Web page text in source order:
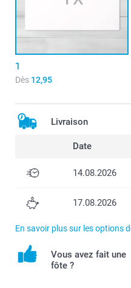
1
Dès 12,95
Livraison
Date
14.08.2026
17.08.2026
En savoir plus sur les options
Vous avez fait une
fôte ?